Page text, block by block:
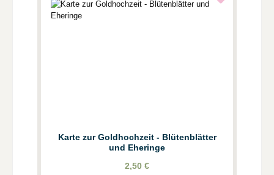
Karte zur Goldhochzeit - Blütenblätter
und Eheringe
2,50 €